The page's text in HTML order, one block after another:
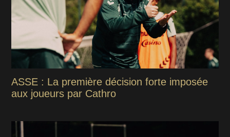
ASSE : La première décision forte imposée
aux joueurs par Cathro